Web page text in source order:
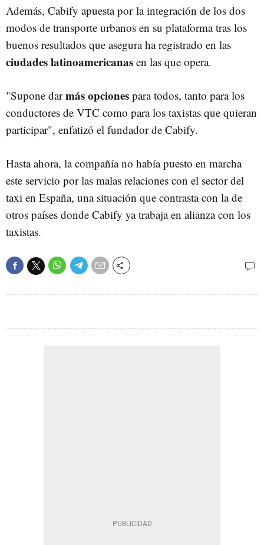
Además, Cabify apuesta por la integración de los dos
modos de transporte urbanos en su plataforma tras los
buenos resultados que asegura ha registrado en las
ciudades latinoamericanas en las que opera.
"Supone darmás opciones para todos, tanto para los
conductores de VTC como para los taxistas que quieran
participar", enfatizó el fundador de Cabify.
Hasta ahora, la compañía no había puesto en marcha
este servicio por las malas relaciones con el sector del
taxi en España, una situación que contrasta con la de
otros países donde Cabify ya trabaja en alianza con los
taxistas.